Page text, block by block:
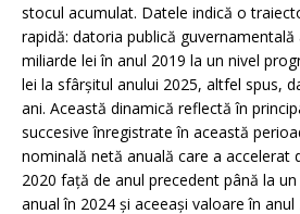
stocul acumulat. Datele indică o
rapidă: datoria publică guvernamentală
miliarde lei în anul 2019 la un nivel
lei la sfârșitul anului 2025, altfel spus,
ani. Această dinamică reflectă în
succesive înregistrate în această
nominală netă anuală care a accelerat
2020 față de anul precedent până la
anual în 2024 și aceeași valoare în anul